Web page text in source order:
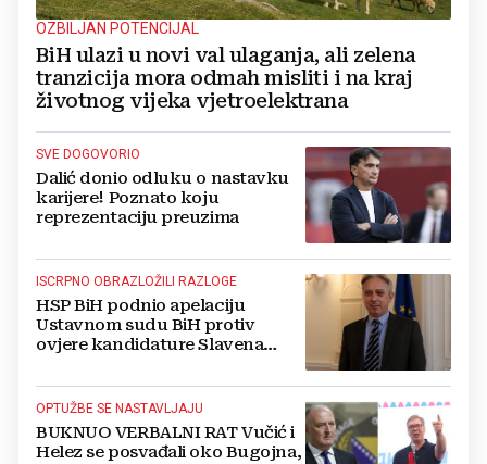
OZBILJAN POTENCIJAL
BiH ulazi u novi val ulaganja, ali zelena
tranzicija mora odmah misliti i na kraj
životnog vijeka vjetroelektrana
SVE DOGOVORIO
Dalić donio odluku o nastavku
karijere! Poznato koju
reprezentaciju preuzima
ISCRPNO OBRAZLOŽILI RAZLOGE
HSP BiH podnio apelaciju
Ustavnom sudu BiH protiv
ovjere kandidature Slavena
OPTUŽBE SE NASTAVLJAJU
BUKNUO VERBALNI RAT Vučić i
Helez se posvađali oko Bugojna,